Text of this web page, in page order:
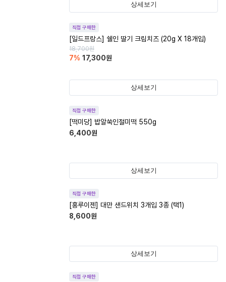
상세보기
직접 구매한
[일드프랑스] 쉘인 딸기 크림치즈 (20g X 18개입)
18,700원
7% 17,300원
상세보기
직접 구매한
[떡미당] 밥알쑥인절미떡 550g
6,400원
상세보기
직접 구매한
[홍루이젠] 대만 샌드위치 3개입 3종 (택1)
8,600원
상세보기
직접 구매한